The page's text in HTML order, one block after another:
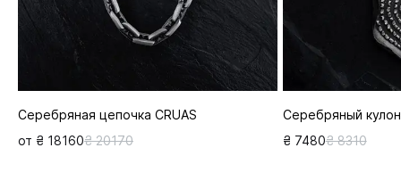
Серебряная цепочка CRUAS
от ₴ 18160₴ 20170
Серебряный кулон
₴ 7480₴ 8310